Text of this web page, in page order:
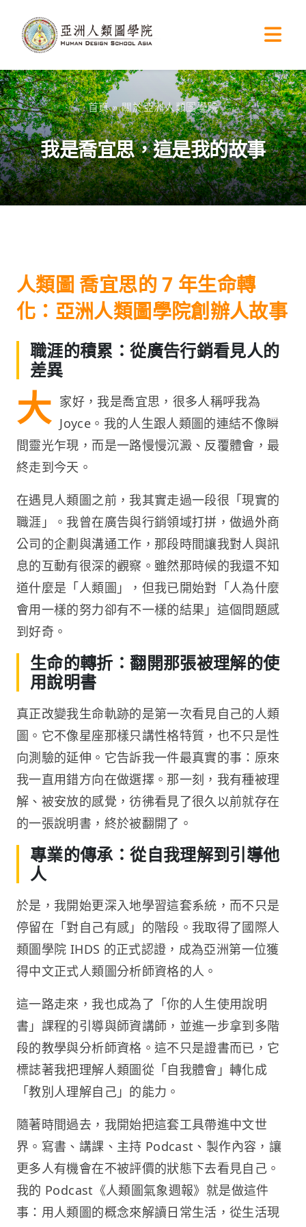
首頁»關於亞洲人類圖學院
我是喬宜思，這是我的故事
人類圖 喬宜思的 7 年生命轉
化：亞洲人類圖學院創辦人故事
職涯的積累：從廣告行銷看見人的
差異
大 家好，我是喬宜思，很多人稱呼我為
Joyce。我的人生跟人類圖的連結不像瞬
間靈光乍現，而是一路慢慢沉澱、反覆體會，最
終走到今天。
在遇見人類圖之前，我其實走過一段很「現實的
職涯」。我曾在廣告與行銷領域打拼，做過外商
公司的企劃與溝通工作，那段時間讓我對人與訊
息的互動有很深的觀察。雖然那時候的我還不知
道什麼是「人類圖」，但我已開始對「人為什麼
會用一樣的努力卻有不一樣的結果」這個問題感
到好奇。
生命的轉折：翻開那張被理解的使
用說明書
真正改變我生命軌跡的是第一次看見自己的人類
圖。它不像星座那樣只講性格特質，也不只是性
向測驗的延伸。它告訴我一件最真實的事：原來
我一直用錯方向在做選擇。那一刻，我有種被理
解、被安放的感覺，彷彿看見了很久以前就存在
的一張說明書，終於被翻開了。
專業的傳承：從自我理解到引導他
人
於是，我開始更深入地學習這套系統，而不只是
停留在「對自己有感」的階段。我取得了國際人
類圖學院 IHDS 的正式認證，成為亞洲第一位獲
得中文正式人類圖分析師資格的人。
這一路走來，我也成為了「你的人生使用說明
書」課程的引導與師資講師，並進一步拿到多階
段的教學與分析師資格。這不只是證書而已，它
標誌著我把理解人類圖從「自我體會」轉化成
「教別人理解自己」的能力。
隨著時間過去，我開始把這套工具帶進中文世
界。寫書、講課、主持 Podcast、製作內容，讓
更多人有機會在不被評價的狀態下去看見自己。
我的 Podcast《人類圖氣象週報》就是做這件
事：用人類圖的概念來解讀日常生活，從生活現